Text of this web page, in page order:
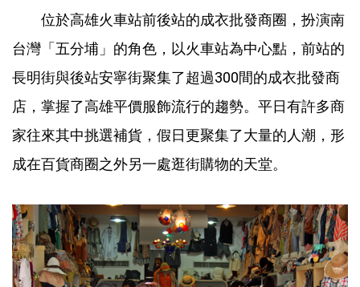
位於高雄火車站前後站的成衣批發商圈，扮演南
台灣「五分埔」的角色，以火車站為中心點，前站的
長明街與後站安寧街聚集了超過300間的成衣批發商
店，掌握了高雄平價服飾流行的趨勢。平日有許多商
家往來其中挑選補貨，假日更聚集了大量的人潮，形
成在百貨商圈之外另一處逛街購物的天堂。